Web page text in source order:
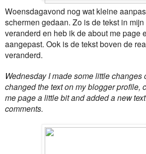
Woensdagavond nog wat kleine
schermen gedaan. Zo is de tekst in
veranderd en heb ik de about me page
aangepast. Ook is de tekst boven de
veranderd.
Wednesday I made some little changes
changed the text on my blogger profile,
me page a little bit and added a new
comments.